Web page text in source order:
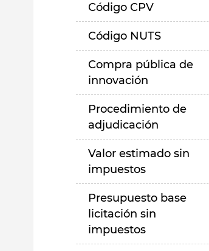
Código CPV
Código NUTS
Compra pública de
innovación
Procedimiento de
adjudicación
Valor estimado sin
impuestos
Presupuesto base
licitación sin
impuestos